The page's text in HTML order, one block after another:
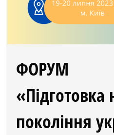
ФОРУМ
«Підготовка
покоління